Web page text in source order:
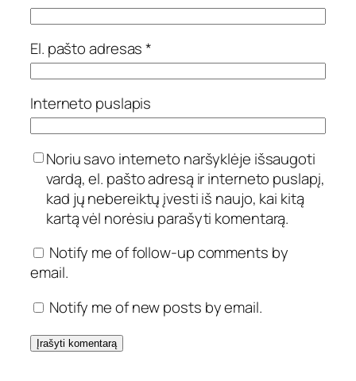
El. pašto adresas*
Interneto puslapis
Noriu savo interneto naršyklėje išsaugoti
vardą, el. pašto adresą ir interneto puslapį,
kad jų nebereiktų įvesti iš naujo, kai kitą
kartą vėl norėsiu parašyti komentarą.
Notify me of follow-up comments by
email.
Notify me of new posts by email.